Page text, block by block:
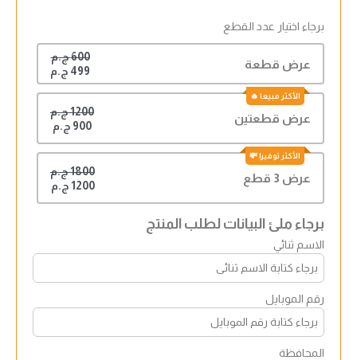
برجاء اختيار عدد القطع
عرض قطعة
600 ج.م
499 ج.م
عرض قطعتين
1200 ج.م
900 ج.م
عرض 3 قطع
1800 ج.م
1200 ج.م
برجاء ملئ البيانات لطلب المنتج
الاسم ثنائي
رقم الموبايل
المحافظة